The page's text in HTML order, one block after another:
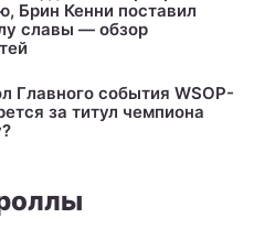
Брин Кенни поставил
славы — обзор
Главного события WSOP-
за титул чемпиона